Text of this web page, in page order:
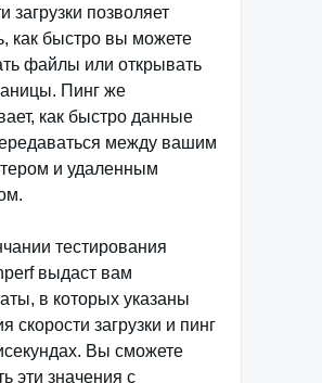
загрузки позволяет
как быстро вы можете
файлы или открывать
Пинг же
как быстро данные
между вашим
и удаленным
тестирования
выдаст вам
в которых указаны
скорости загрузки и пинг
Вы сможете
эти значения с